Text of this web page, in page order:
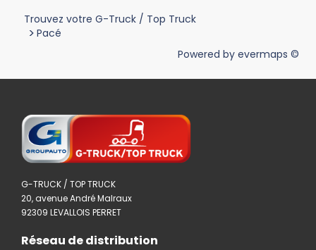
Trouvez votre G-Truck / Top Truck
> Pacé
Powered by evermaps ©
G-TRUCK / TOP TRUCK
20, avenue André Malraux
92309 LEVALLOIS PERRET
Réseau de distribution